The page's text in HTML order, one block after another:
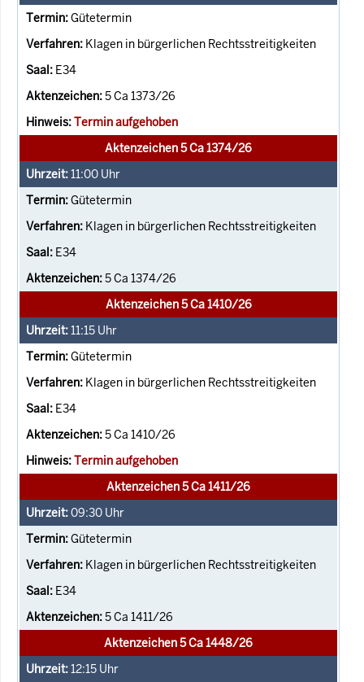
Gütetermin
Klagen in bürgerlichen Rechtsstreitigkeiten
E34
5 Ca 1373/26
Termin aufgehoben
Aktenzeichen 5 Ca 1374/26
11:00 Uhr
Gütetermin
Klagen in bürgerlichen Rechtsstreitigkeiten
E34
5 Ca 1374/26
Aktenzeichen 5 Ca 1410/26
11:15 Uhr
Gütetermin
Klagen in bürgerlichen Rechtsstreitigkeiten
E34
5 Ca 1410/26
Termin aufgehoben
Aktenzeichen 5 Ca 1411/26
09:30 Uhr
Gütetermin
Klagen in bürgerlichen Rechtsstreitigkeiten
E34
5 Ca 1411/26
Aktenzeichen 5 Ca 1448/26
12:15 Uhr